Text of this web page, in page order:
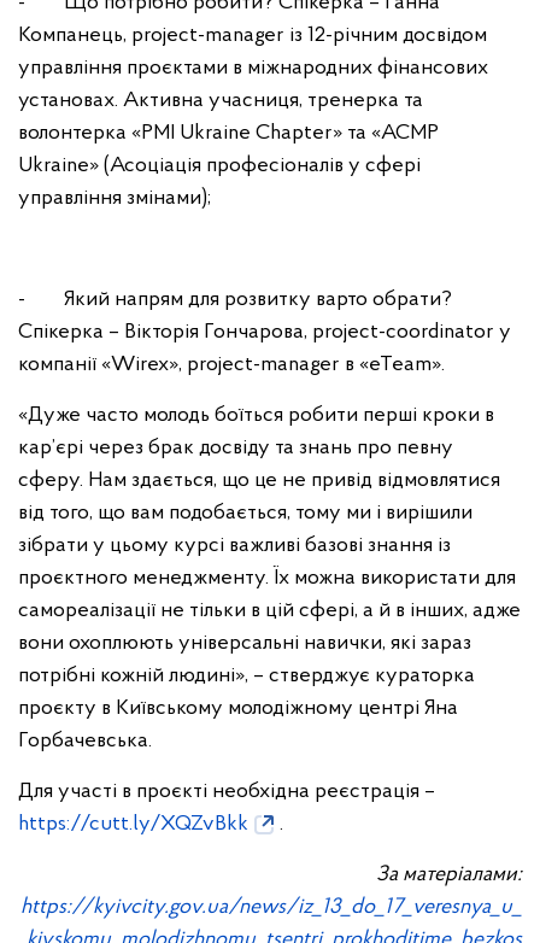
Компанець, project-manager із 12-річним досвідом
управління проєктами в міжнародних фінансових
установах. Активна учасниця, тренерка та
волонтерка «PMI Ukraine Chapter» та «ACMP
Ukraine» (Асоціація професіоналів у сфері
управління змінами);
- Який напрям для розвитку варто обрати?
Спікерка – Вікторія Гончарова, project-coordinator у
компанії «Wirex», project-manager в «eTeam».
«Дуже часто молодь боїться робити перші кроки в
кар’єрі через брак досвіду та знань про певну
сферу. Нам здається, що це не привід відмовлятися
від того, що вам подобається, тому ми і вирішили
зібрати у цьому курсі важливі базові знання із
проєктного менеджменту. Їх можна використати для
самореалізації не тільки в цій сфері, а й в інших, адже
вони охоплюють універсальні навички, які зараз
потрібні кожній людині», – стверджує кураторка
проєкту в Київському молодіжному центрі Яна
Горбачевська.
Для участі в проєкті необхідна реєстрація –
https://cutt.ly/XQZvBkk
.
За матеріалами:
https://kyivcity.gov.ua/news/iz_13_do_17_veresnya_u_